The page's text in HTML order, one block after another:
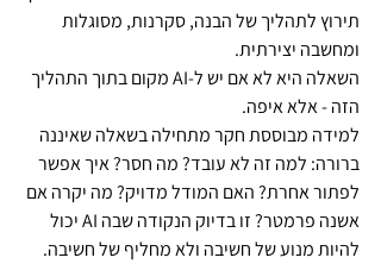
תירוץ לתהליך של הבנה, סקרנות, מסוגלות
ומחשבה יצירתית.
השאלה היא לא אם יש ל-AI מקום בתוך התהליך
הזה - אלא איפה.
למידה מבוססת חקר מתחילה בשאלה שאיננה
ברורה: למה זה לא עובד? מה חסר? איך אפשר
לפתור אחרת? האם המודל מדויק? מה יקרה אם
אשנה פרמטר? זו בדיוק הנקודה שבה AI יכול
להיות מנוע של חשיבה ולא מחליף של חשיבה.